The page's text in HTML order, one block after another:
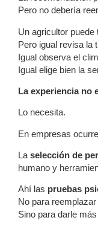
Pero no debería
Un agricultor puede
Pero igual revisa la
Igual observa el
Igual elige bien la
La experiencia no
Lo necesita.
En empresas
La selección de
humano y
Ahí las pruebas
No para
Sino para darle